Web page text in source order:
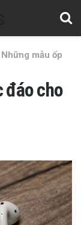
Những mẫu ốp
đáo cho